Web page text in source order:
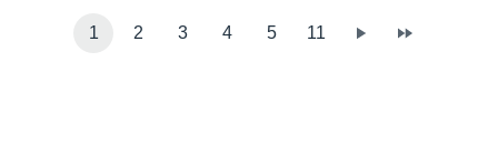
1 2 3 4 5 11